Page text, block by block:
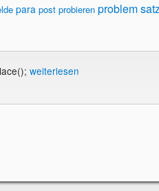
para post probieren problem
weiterlesen